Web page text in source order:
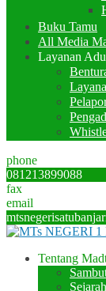
Buku Tamu
All Media
Layanan
phone
081213899088
fax
email
Tentang
Sejarah